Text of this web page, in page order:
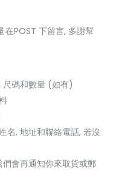
POST 下留言, 多謝幫
尺碼和數量 (如有)
名, 地址和聯絡電話, 若沒
會再通知你來取貨或郵